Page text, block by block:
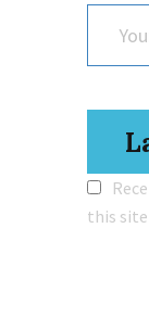
Website
this site